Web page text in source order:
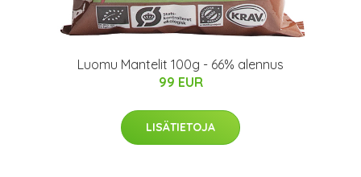
Luomu Mantelit 100g - 66% alennus
99 EUR
LISÄTIETOJA